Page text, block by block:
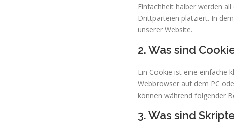
Einfachheit halber werden
Drittparteien platziert. In
unserer Website.
2. Was sind
Ein Cookie ist eine einfache
Webbrowser auf dem PC
können während folgender
3. Was sind